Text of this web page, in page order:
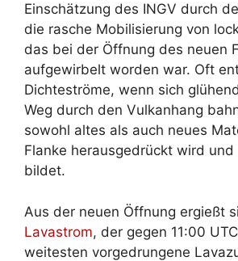
Einschätzung des INGV durch
die rasche Mobilisierung von
das bei der Öffnung des neuen
aufgewirbelt worden war. Oft
Dichteströme, wenn sich
Weg durch den Vulkanhang
sowohl altes als auch neues
Flanke herausgedrückt wird und
bildet.
Aus der neuen Öffnung ergießt
Lavastrom, der gegen 11:00
weitesten vorgedrungene